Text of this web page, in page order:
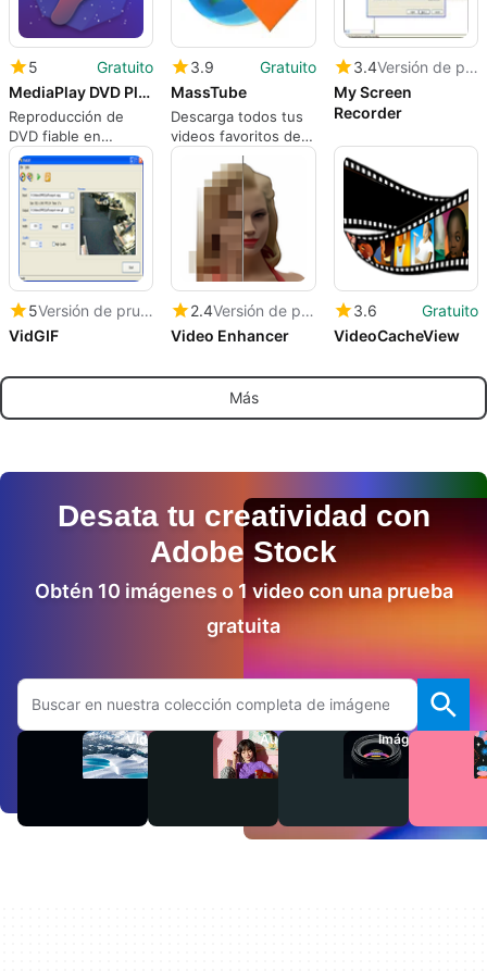
5
Gratuito
MediaPlay DVD Player
Reproducción de
DVD fiable en
Windows 10 y 11 —
soporta más de 150
formatos de medios
3.9
Gratuito
MassTube
Descarga todos tus
videos favoritos de
YouTube
3.4
Versión de prueba
My Screen
Recorder
5
Versión de prueba
VidGIF
2.4
Versión de prueba
Video Enhancer
3.6
Gratuito
VideoCacheView
Más
Desata tu creatividad con
Adobe Stock
Obtén 10 imágenes o 1 video con una prueba
gratuita
Buscar en el sitio web de Adobe.com
Videos Audio Imágenes